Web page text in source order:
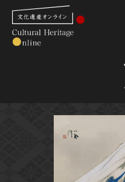
さら